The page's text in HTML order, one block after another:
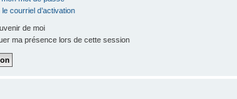
courriel d’activation
de moi
ma présence lors de cette session